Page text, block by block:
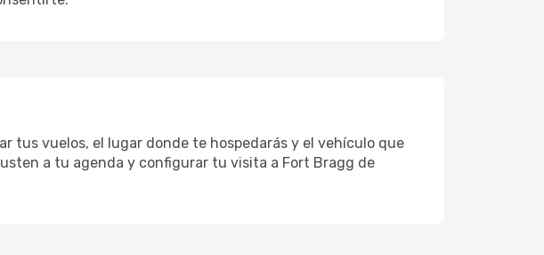
tus vuelos, el lugar donde te hospedarás y el vehículo que
a tu agenda y configurar tu visita a Fort Bragg de